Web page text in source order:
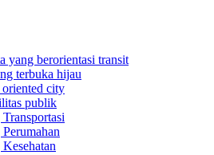
yang berorientasi transit
terbuka hijau
city
publik